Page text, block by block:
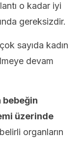
o kadar iyi
gereksizdir.
sayıda kadın
devam
bebeğin
üzerinde
organların